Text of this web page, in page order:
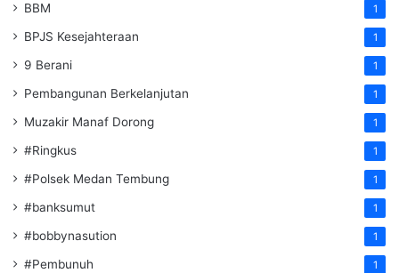
BBM 1
BPJS Kesejahteraan 1
9 Berani 1
Pembangunan Berkelanjutan 1
Muzakir Manaf Dorong 1
#Ringkus 1
#Polsek Medan Tembung 1
#banksumut 1
#bobbynasution 1
#Pembunuh 1